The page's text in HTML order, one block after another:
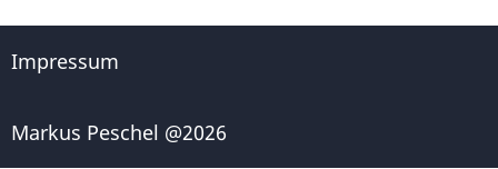
Impressum
Markus Peschel @2026